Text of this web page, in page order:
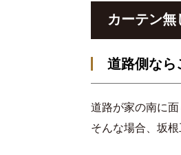
カーテン無
道路側なら
道路が家の南に
そんな場合、坂